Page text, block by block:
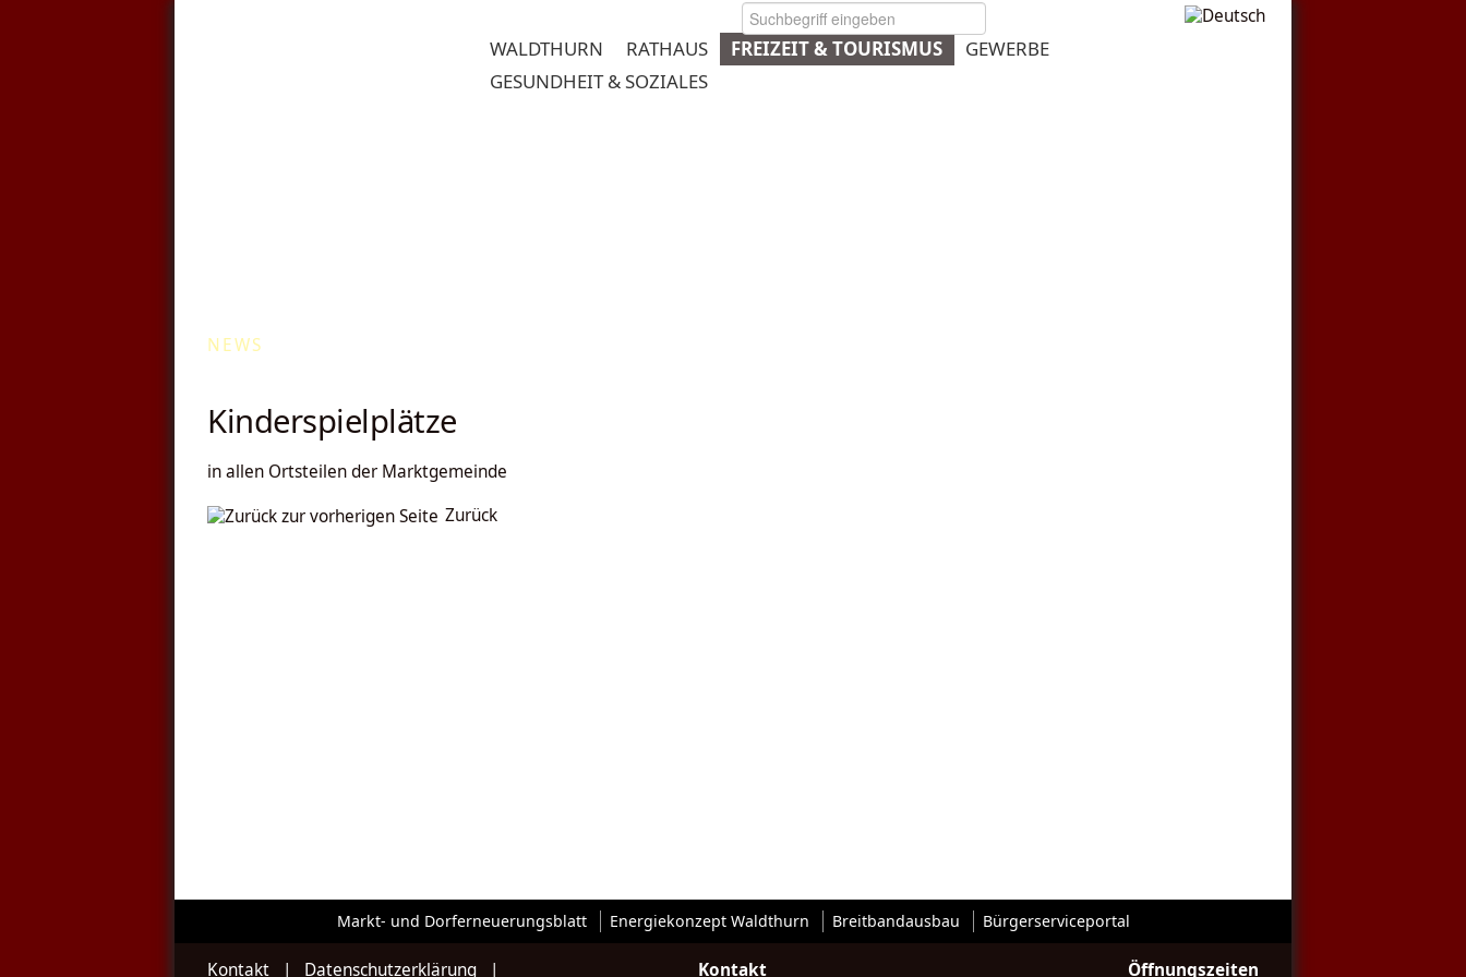
WALDTHURN RATHAUS FREIZEIT & TOURISMUS
GEWERBE
GESUNDHEIT & SOZIALES
NEWS
Kinderspielplätze
in allen Ortsteilen der Marktgemeinde
Zurück
Markt- und Dorferneuerungsblatt Energiekonzept Waldthurn Breitbandausbau Bürgerserviceportal
Kontakt | Datenschutzerklärung | Kontakt Öffnungszeiten